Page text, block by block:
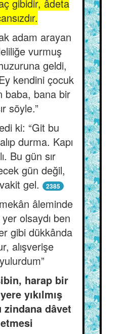
gibidir, âdeta
adam arayan
vurmuş
geldi,
kendini çocuk
baba, bana bir
söyle.”
ki: “Git bu
durma. Kapı
Bu gün sır
gün değil,
gel.
2385
âleminde
olsaydı ben
gibi dükkânda
alışverişe
harap bir
yıkılmış
zindana dâvet
etmesi